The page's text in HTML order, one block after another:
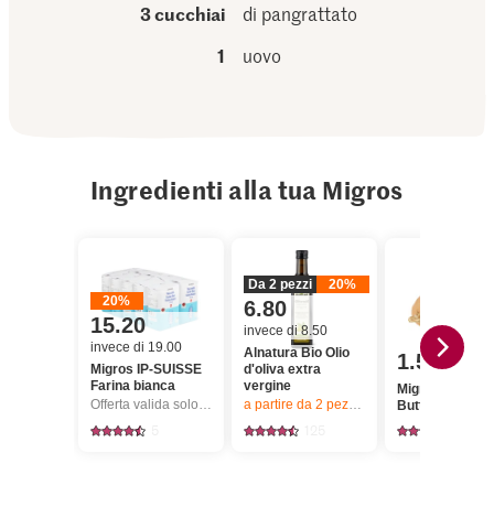
3 cucchiai
di pangrattato
1
uovo
Ingredienti alla tua Migros
20%
15.20
invece di 19.00
Migros IP-SUISSE
Farina bianca
Offerta valida solo dal 6.8 al 12.8.2026, fino a esaurimento dello stock.
Da 2 pezzi 20%
6.80
invece di 8.50
Alnatura Bio Olio
d'oliva extra
vergine
a partire da 2 pezzi, Offerta valida solo
1.50
Migros Zucca
Butternut